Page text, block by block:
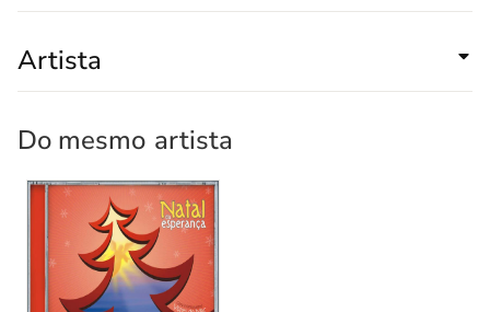
Artista
Do mesmo artista